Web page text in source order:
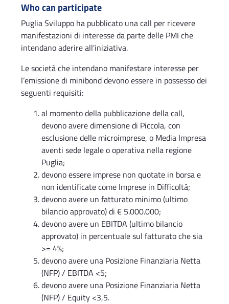
Who can participate
Puglia Sviluppo ha pubblicato una call per ricevere
manifestazioni di interesse da parte delle PMI che
intendano aderire all'iniziativa.
Le società che intendano manifestare interesse per
l’emissione di minibond devono essere in possesso dei
seguenti requisiti:
al momento della pubblicazione della call,
devono avere dimensione di Piccola, con
esclusione delle microimprese, o Media Impresa
aventi sede legale o operativa nella regione
Puglia;
devono essere imprese non quotate in borsa e
non identificate come Imprese in Difficoltà;
devono avere un fatturato minimo (ultimo
bilancio approvato) di € 5.000.000;
devono avere un EBITDA (ultimo bilancio
approvato) in percentuale sul fatturato che sia
>= 4%;
devono avere una Posizione Finanziaria Netta
(NFP) / EBITDA <5;
devono avere una Posizione Finanziaria Netta
(NFP) / Equity <3,5.